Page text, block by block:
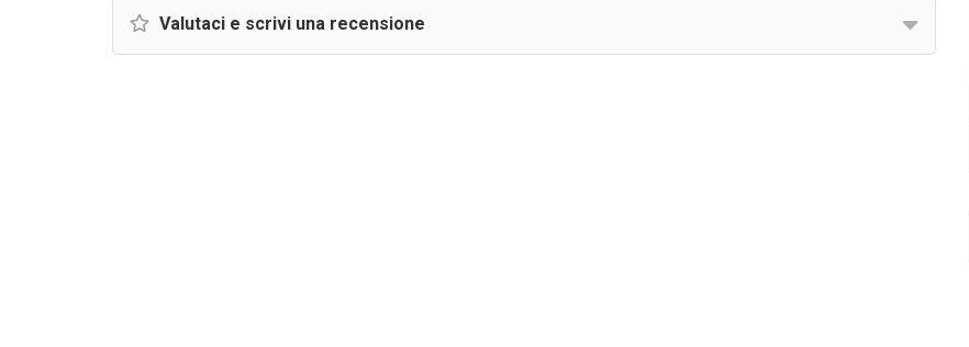
Valutaci e scrivi una recensione